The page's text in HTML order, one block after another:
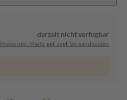
derzeit nicht verfügbar
Preise inkl. MwSt. ggf. zzgl. Versandkosten